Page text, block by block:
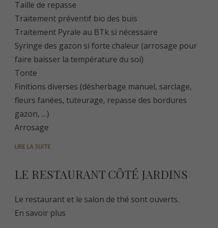
Taille de repasse
Traitement préventif bio des buis
Traitement Pyrale au BTk si nécessaire
Syringe des gazon si forte chaleur (arrosage pour
faire baisser la température du sol)
Tonte
Finitions diverses (désherbage manuel, sarclage,
fleurs fanées, tuteurage, repasse des bordures
gazon, …)
Arrosage
LIRE LA SUITE
LE RESTAURANT CÔTÉ JARDINS
Le restaurant et le salon de thé sont ouverts.
En savoir plus